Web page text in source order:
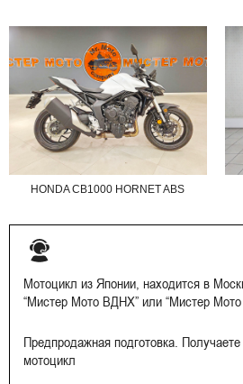
HONDA CB1000 HORNET ABS
Мотоцикл из Японии, находится в
“Мистер Мото ВДНХ” или “Мистер Мото
Предпродажная подготовка.
мотоцикл